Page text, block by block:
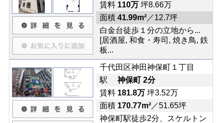
賃料 110万坪8.66万
面積 41.99m²／12.7坪
白金台徒歩１分の立地から...
[居酒屋, 和食・寿司, 焼き鳥, 鉄
板...
千代田区神田神保町１丁目
駅 神保町 2分
賃料 181.8万坪3.52万
面積 170.77m²／51.65坪
神保町駅徒歩2分、スケルトン